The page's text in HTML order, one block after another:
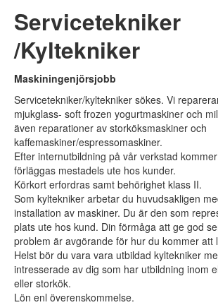
Om oss▼
Servicetekniker
/Kyltekniker
Maskiningenjörsjobb
Servicetekniker/kyltekniker sökes. Vi
mjukglass- soft frozen yogurtmaskiner och
även reparationer av storköksmaskiner och
kaffemaskiner/espressomaskiner.
Efter internutbildning på vår verkstad
förläggas mestadels ute hos kunder.
Körkort erfordras samt behörighet klass II.
Som kyltekniker arbetar du huvudsakligen
installation av maskiner. Du är den som
plats ute hos kund. Din förmåga att ge god
problem är avgörande för hur du kommer att
Helst bör du vara vara utbildad kyltekniker
intresserade av dig som har utbildning inom
eller storkök.
Lön enl överenskommelse.